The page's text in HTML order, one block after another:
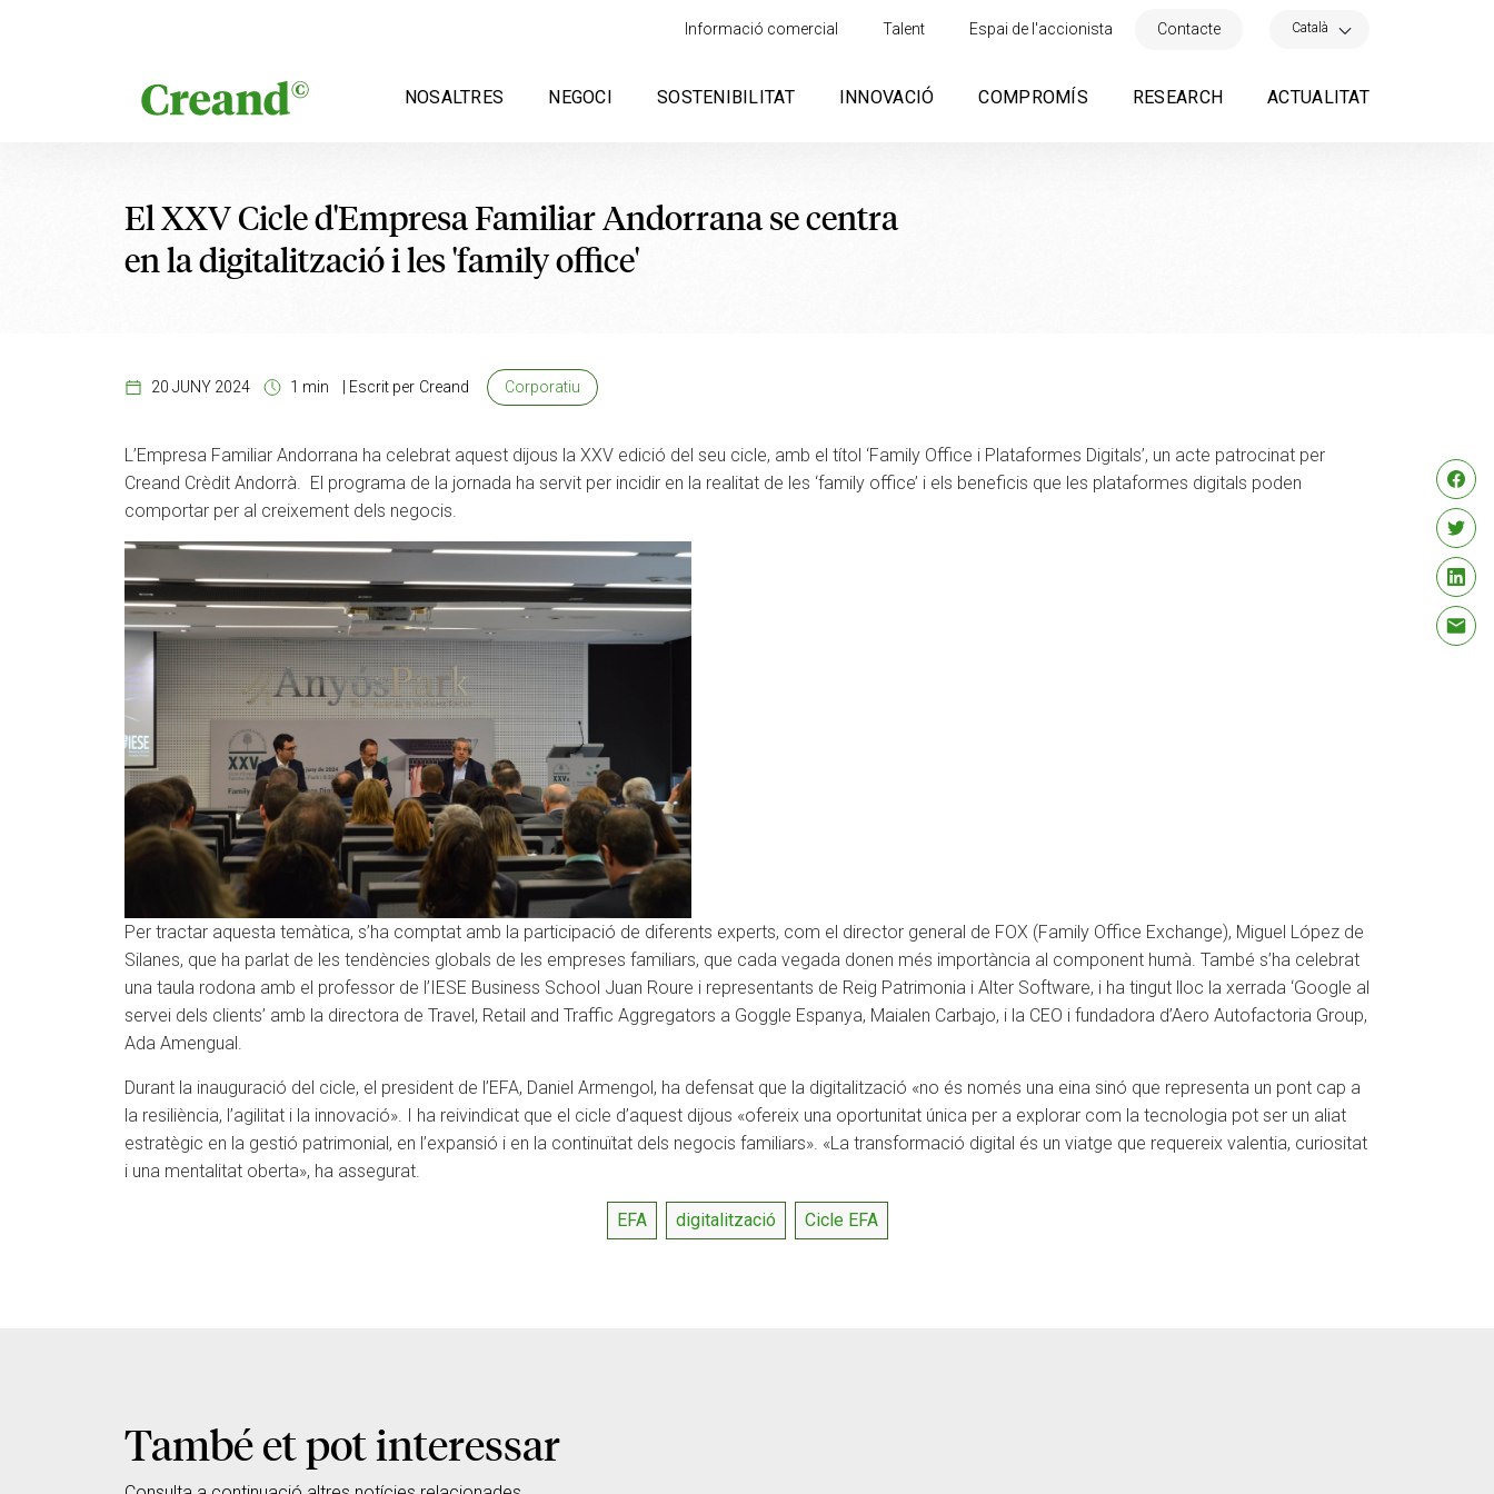
Informació comercial Talent Espai de l'accionista Contacte Català
NOSALTRES NEGOCI SOSTENIBILITAT INNOVACIÓ COMPROMÍS RESEARCH ACTUALITAT
El XXV Cicle d'Empresa Familiar Andorrana se centra
en la digitalització i les 'family office'
20 JUNY 2024 1 min Escrit per Creand Corporatiu
L’Empresa Familiar Andorrana ha celebrat aquest dijous la XXV edició del seu cicle, amb el títol ‘Family Office i Plataformes Digitals’, un acte patrocinat per
Creand Crèdit Andorrà. El programa de la jornada ha servit per incidir en la realitat de les ‘family office’ i els beneficis que les plataformes digitals poden
comportar per al creixement dels negocis.
Per tractar aquesta temàtica, s’ha comptat amb la participació de diferents experts, com el director general de FOX (Family Office Exchange), Miguel López de
Silanes, que ha parlat de les tendències globals de les empreses familiars, que cada vegada donen més importància al component humà. També s’ha celebrat
una taula rodona amb el professor de l’IESE Business School Juan Roure i representants de Reig Patrimonia i Alter Software, i ha tingut lloc la xerrada ‘Google al
servei dels clients’ amb la directora de Travel, Retail and Traffic Aggregators a Goggle Espanya, Maialen Carbajo, i la CEO i fundadora d’Aero Autofactoria Group,
Ada Amengual.
Durant la inauguració del cicle, el president de l’EFA, Daniel Armengol, ha defensat que la digitalització «no és només una eina sinó que representa un pont cap a
la resiliència, l’agilitat i la innovació». I ha reivindicat que el cicle d’aquest dijous «ofereix una oportunitat única per a explorar com la tecnologia pot ser un aliat
estratègic en la gestió patrimonial, en l’expansió i en la continuïtat dels negocis familiars». «La transformació digital és un viatge que requereix valentia, curiositat
i una mentalitat oberta», ha assegurat.
EFA digitalització Cicle EFA
També et pot interessar